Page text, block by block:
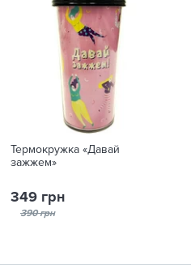
Термокружка «Давай
зажжем»
349 грн
390 грн